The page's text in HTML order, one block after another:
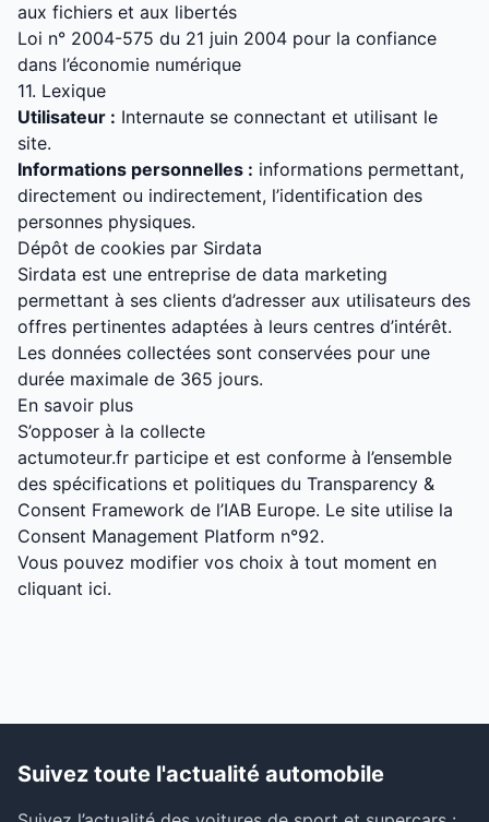
aux fichiers et aux libertés
Loi n° 2004-575 du 21 juin 2004 pour la confiance
dans l’économie numérique
11. Lexique
Utilisateur : Internaute se connectant et utilisant le
site.
Informations personnelles : informations permettant,
directement ou indirectement, l’identification des
personnes physiques.
Dépôt de cookies par Sirdata
Sirdata est une entreprise de data marketing
permettant à ses clients d’adresser aux utilisateurs des
offres pertinentes adaptées à leurs centres d’intérêt.
Les données collectées sont conservées pour une
durée maximale de 365 jours.
En savoir plus
S’opposer à la collecte
actumoteur.fr participe et est conforme à l’ensemble
des spécifications et politiques du Transparency &
Consent Framework de l’IAB Europe. Le site utilise la
Consent Management Platform n°92.
Vous pouvez modifier vos choix à tout moment en
cliquant ici.
Suivez toute l'actualité automobile